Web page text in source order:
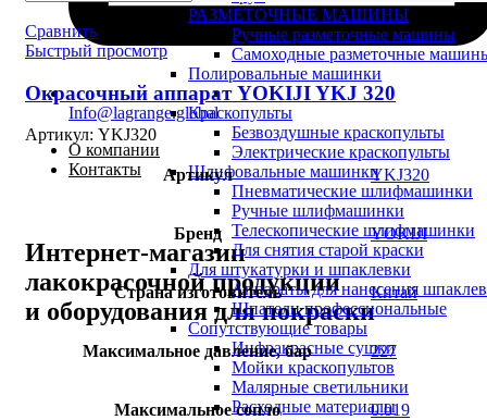
Info@lagrange.global
О компании
Контакты
Интернет-магазин
лакокрасочной продукции
и оборудования для покраски
РАЗМЕТОЧНЫЕ МАШИНЫ
Ручные разметочные машины
Самоходные разметочные
Полировальные машинки
Краскопульты
Безвоздушные краскопульты
Электрические краскопульты
Шлифовальные машинки
Пневматические шлифмашинки
Ручные шлифмашинки
Телескопические шлифмашинки
Для снятия старой краски
Для штукатурки и шпаклевки
Аппараты для нанесения
Шпатели профессиональные
Сопутствующие товары
Инфракрасные сушки
Мойки краскопультов
Малярные светильники
Расходные материалы
Сравнить
Быстрый просмотр
Окрасочный аппарат YOKIJI YKJ 320
Артикул: YKJ320
Артикул YKJ320
Бренд YOKIJI
Страна изготовитель Китай
Максимальное давление, бар 227
Максимальное сопло 0.019